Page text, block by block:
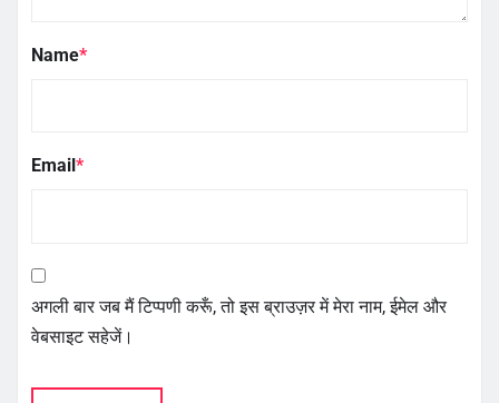
Name*
Email *
अगली बार जब मैं टिप्पणी करूँ, तो इस ब्राउज़र में मेरा नाम, ईमेल और
वेबसाइट सहेजें।